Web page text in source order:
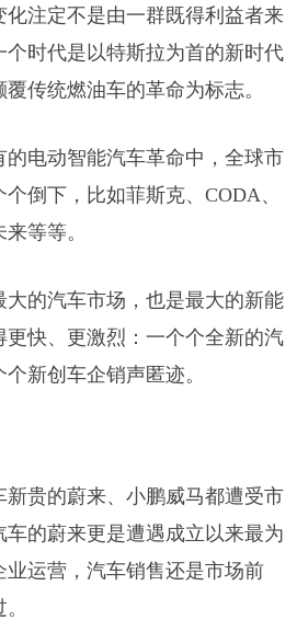
化注定不是由一群既得利益者来
时代是以特斯拉为首的新时代
传统燃油车的革命为标志。
的电动智能汽车革命中，全球市
倒下，比如菲斯克、CODA、
等等。
大的汽车市场，也是最大的新能
快、更激烈：一个个全新的汽
新创车企销声匿迹。
新贵的蔚来、小鹏威马都遭受市
的蔚来更是遭遇成立以来最为
运营，汽车销售还是市场前